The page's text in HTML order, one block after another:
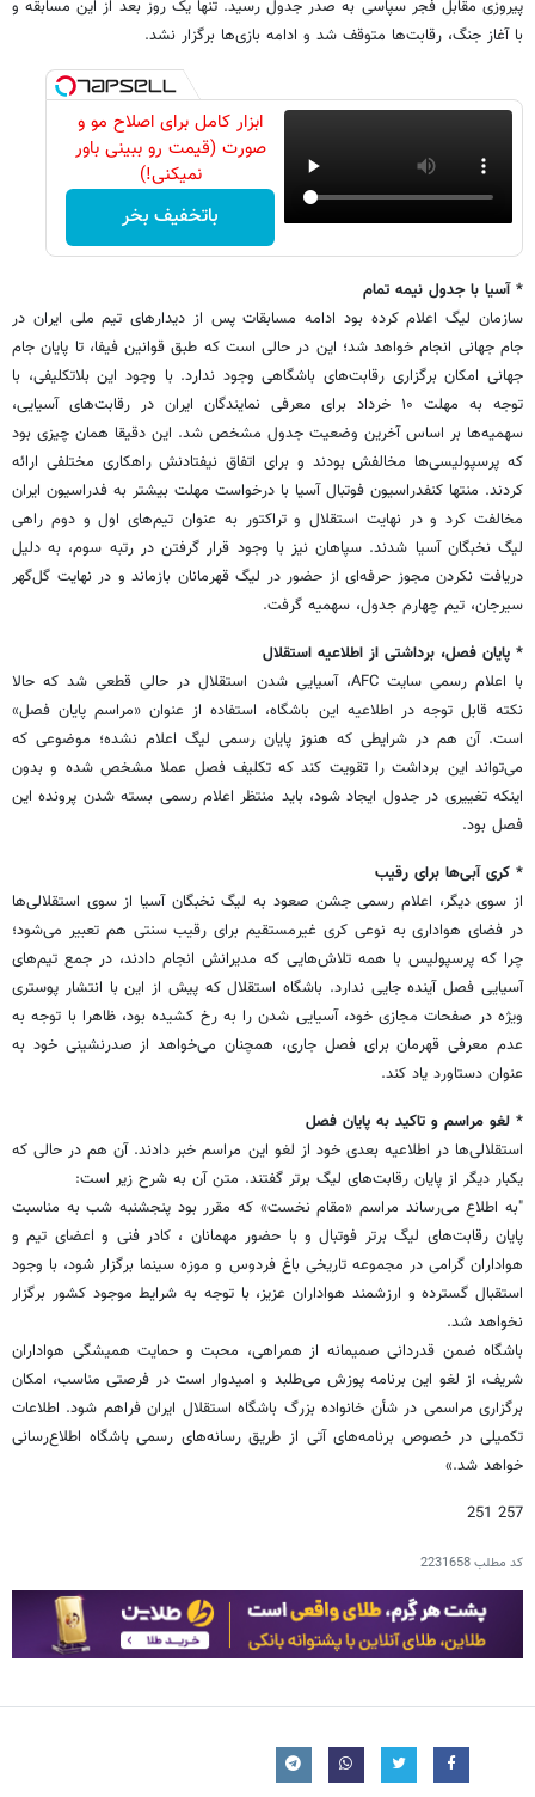
پیروزی مقابل فجر سپاسی به صدر جدول رسید. تنها یک روز بعد از این مسابقه و
با آغاز جنگ، رقابت‌ها متوقف شد و ادامه بازی‌ها برگزار نشد.
ابزار کامل برای اصلاح مو و
صورت (قیمت رو ببینی باور
نمیکنی!)
باتخفیف بخر
* آسیا با جدول نیمه ‌تمام
سازمان لیگ اعلام کرده بود ادامه مسابقات پس از دیدارهای تیم ملی ایران در
جام جهانی انجام خواهد شد؛ این در حالی است که طبق قوانین فیفا، تا پایان جام
جهانی امکان برگزاری رقابت‌های باشگاهی وجود ندارد. با وجود این بلاتکلیفی، با
توجه به مهلت ۱۰ خرداد برای معرفی نمایندگان ایران در رقابت‌های آسیایی،
سهمیه‌ها بر اساس آخرین وضعیت جدول مشخص شد. این دقیقا همان چیزی بود
که پرسپولیسی‌ها مخالفش بودند و برای اتفاق نیفتادنش راهکاری مختلفی ارائه
کردند. منتها کنفدراسیون فوتبال آسیا با درخواست مهلت بیشتر به فدراسیون ایران
مخالفت کرد و در نهایت استقلال و تراکتور به عنوان تیم‌های اول و دوم راهی
لیگ نخبگان آسیا شدند. سپاهان نیز با وجود قرار گرفتن در رتبه سوم، به دلیل
دریافت نکردن مجوز حرفه‌ای از حضور در لیگ قهرمانان بازماند و در نهایت گل‌گهر
سیرجان، تیم چهارم جدول، سهمیه گرفت.
* پایان فصل، برداشتی از اطلاعیه استقلال
با اعلام رسمی سایت AFC، آسیایی شدن استقلال در حالی قطعی شد که حالا
نکته قابل توجه در اطلاعیه این باشگاه، استفاده از عنوان «مراسم پایان فصل»
است. آن هم در شرایطی که هنوز پایان رسمی لیگ اعلام نشده؛ موضوعی که
می‌تواند این برداشت را تقویت کند که تکلیف فصل عملا مشخص شده و بدون
اینکه تغییری در جدول ایجاد شود، باید منتظر اعلام رسمی بسته شدن پرونده این
فصل بود.
* کری آبی‌ها برای رقیب
از سوی دیگر، اعلام رسمی جشن صعود به لیگ نخبگان آسیا از سوی استقلالی‌ها
در فضای هواداری به نوعی کری غیرمستقیم برای رقیب سنتی هم تعبیر می‌شود؛
چرا که پرسپولیس با همه تلاش‌هایی که مدیرانش انجام دادند، در جمع تیم‌های
آسیایی فصل آینده جایی ندارد. باشگاه استقلال که پیش از این با انتشار پوستری
ویژه در صفحات مجازی خود، آسیایی شدن را به رخ کشیده بود، ظاهرا با توجه به
عدم معرفی قهرمان برای فصل جاری، همچنان می‌خواهد از صدرنشینی خود به
عنوان دستاورد یاد کند.
* لغو مراسم و تاکید به پایان فصل
استقلالی‌ها در اطلاعیه بعدی خود از لغو این مراسم خبر دادند. آن هم در حالی که
یکبار دیگر از پایان رقابت‌های لیگ برتر گفتند. متن آن به شرح زیر است:
"به اطلاع می‌رساند مراسم «مقام نخست» که مقرر بود پنجشنبه شب به مناسبت
پایان رقابت‌های لیگ برتر فوتبال و با حضور مهمانان ، کادر فنی و اعضای تیم و
هواداران گرامی در مجموعه تاریخی باغ فردوس و موزه سینما برگزار شود، با وجود
استقبال گسترده و ارزشمند هواداران عزیز، با توجه به شرایط موجود کشور برگزار
نخواهد شد.
باشگاه ضمن قدردانی صمیمانه از همراهی، محبت و حمایت همیشگی هواداران
شریف، از لغو این برنامه پوزش می‌طلبد و امیدوار است در فرصتی مناسب، امکان
برگزاری مراسمی در شأن خانواده بزرگ باشگاه استقلال ایران فراهم شود. اطلاعات
تکمیلی در خصوص برنامه‌های آتی از طریق رسانه‌های رسمی باشگاه اطلاع‌رسانی
خواهد شد.»
257 251
کد مطلب2231658